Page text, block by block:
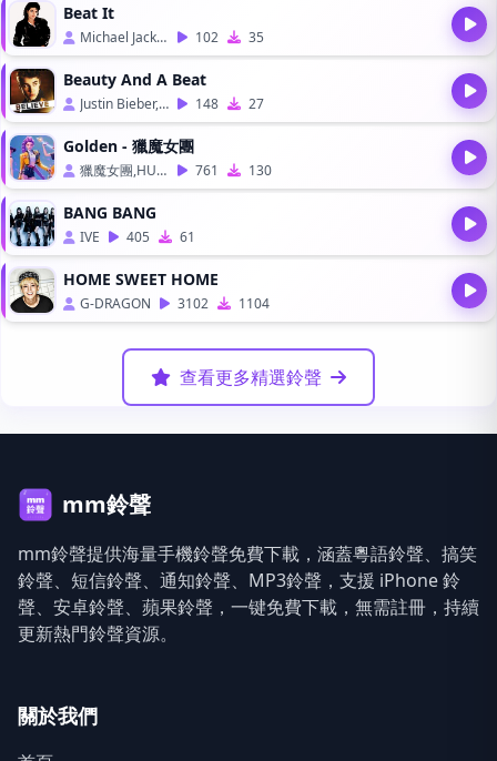
Beat It
Michael Jackson 102 35
Beauty And A Beat
Justin Bieber,Nicki Minaj 148 27
Golden - 獵魔女團
獵魔女團,HUNTR/X 761 130
BANG BANG
IVE 405 61
HOME SWEET HOME
G-DRAGON 3102 1104
查看更多精選鈴聲
mm鈴聲
mm鈴聲提供海量手機鈴聲免費下載，涵蓋粵語鈴聲、搞笑
鈴聲、短信鈴聲、通知鈴聲、MP3鈴聲，支援 iPhone 鈴
聲、安卓鈴聲、蘋果鈴聲，一键免費下載，無需註冊，持續
更新熱門鈴聲資源。
關於我們